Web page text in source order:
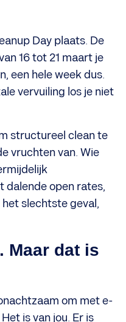
Day plaats. De
16 tot 21 maart je
een hele week dus.
vervuiling los je niet
structureel clean te
vruchten van. Wie
dalende open rates,
slechtste geval,
Maar dat is
om met e-
is van jou. Er is